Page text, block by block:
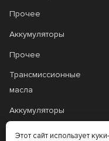
Прочее
Аккумуляторы
Прочее
Трансмиссионные
масла
Аккумуляторы
Этот сайт использует